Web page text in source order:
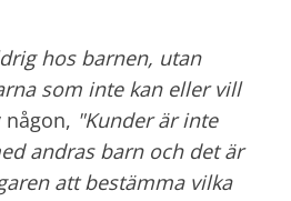
hos barnen, utan
som inte kan eller vill
någon, "Kunder är inte
andras barn och det är
att bestämma vilka